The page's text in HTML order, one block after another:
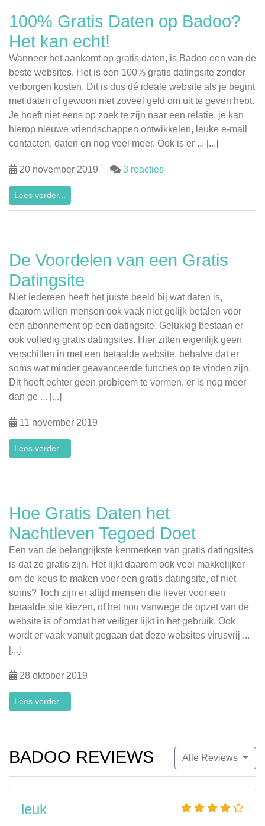
100% Gratis Daten op Badoo?
Het kan echt!
Wanneer het aankomt op gratis daten, is Badoo een van de
beste websites. Het is een 100% gratis datingsite zonder
verborgen kosten. Dit is dus dé ideale website als je begint
met daten of gewoon niet zoveel geld om uit te geven hebt.
Je hoeft niet eens op zoek te zijn naar een relatie, je kan
hierop nieuwe vriendschappen ontwikkelen, leuke e-mail
contacten, daten en nog veel meer. Ook is er ... [...]
20 november 2019 3 reacties
Lees verder...
De Voordelen van een Gratis
Datingsite
Niet iedereen heeft het juiste beeld bij wat daten is,
daarom willen mensen ook vaak niet gelijk betalen voor
een abonnement op een datingsite. Gelukkig bestaan er
ook volledig gratis datingsites. Hier zitten eigenlijk geen
verschillen in met een betaalde website, behalve dat er
soms wat minder geavanceerde functies op te vinden zijn.
Dit hoeft echter geen probleem te vormen, er is nog meer
dan ge ... [...]
11 november 2019
Lees verder...
Hoe Gratis Daten het
Nachtleven Tegoed Doet
Een van de belangrijkste kenmerken van gratis datingsites
is dat ze gratis zijn. Het lijkt daarom ook veel makkelijker
om de keus te maken voor een gratis datingsite, of niet
soms? Toch zijn er altijd mensen die liever voor een
betaalde site kiezen, of het nou vanwege de opzet van de
website is of omdat het veiliger lijkt in het gebruik. Ook
wordt er vaak vanuit gegaan dat deze websites virusvrij ...
[...]
28 oktober 2019
Lees verder...
Alle Reviews
BADOO REVIEWS
leuk